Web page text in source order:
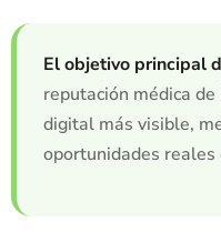
El objetivo principal
reputación médica
digital más visible,
oportunidades reales